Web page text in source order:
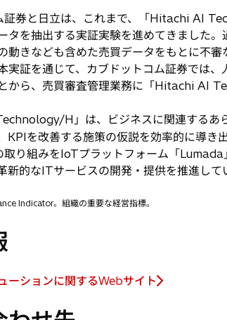
証券と日立は、これまで、「Hitachi AI
タを抽出する実証実験を進めてきまし
動きなども含めた売買データをもとに不
実証を通じて、カブドットコム証券では
から、売買審査管理業務に「Hitachi AI
H」は、ビジネスに関連するあ
KPIを改善する施策の仮説を効率的に導き
取り組みをIoTプラットフォーム「
新的なITサービスの開発・提供を推進して
Indicator。組織の重要な経営指標。
ーションに関するWebサイト